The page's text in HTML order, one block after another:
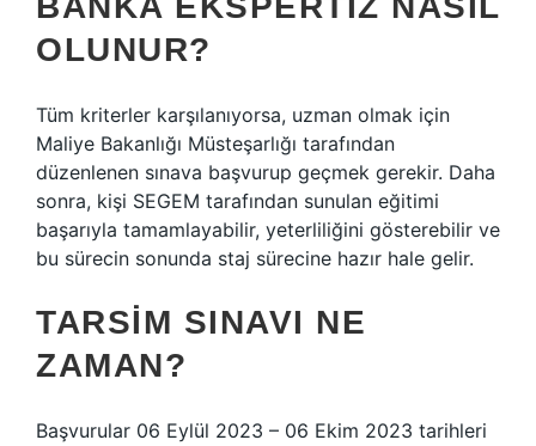
OLUNUR?
Tüm kriterler karşılanıyorsa, uzman olmak için
Maliye Bakanlığı Müsteşarlığı tarafından
düzenlenen sınava başvurup geçmek gerekir. Daha
sonra, kişi SEGEM tarafından sunulan eğitimi
başarıyla tamamlayabilir, yeterliliğini gösterebilir ve
bu sürecin sonunda staj sürecine hazır hale gelir.
TARSIM SINAVI NE
ZAMAN?
Başvurular 06 Eylül 2023 – 06 Ekim 2023 tarihleri ​​